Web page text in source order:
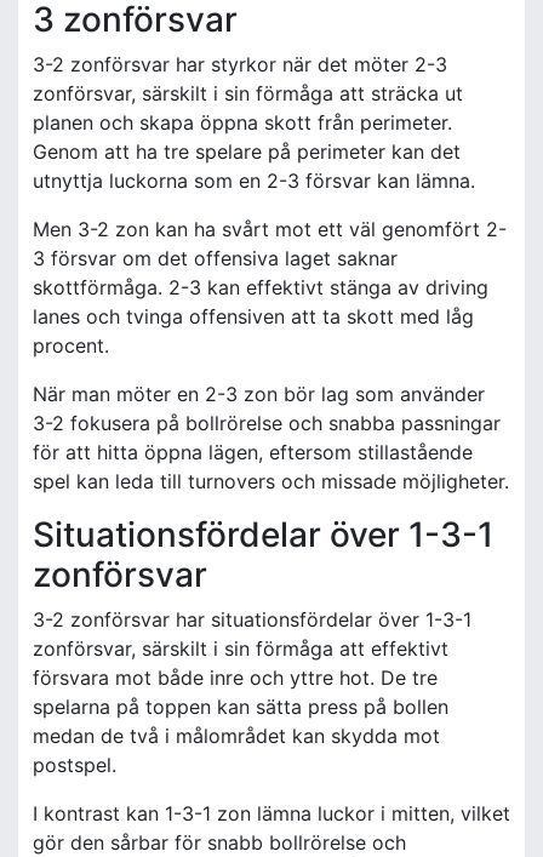
3 zonförsvar
3-2 zonförsvar har styrkor när det möter 2-3
zonförsvar, särskilt i sin förmåga att sträcka ut
planen och skapa öppna skott från perimeter.
Genom att ha tre spelare på perimeter kan det
utnyttja luckorna som en 2-3 försvar kan lämna.
Men 3-2 zon kan ha svårt mot ett väl genomfört 2-
3 försvar om det offensiva laget saknar
skottförmåga. 2-3 kan effektivt stänga av driving
lanes och tvinga offensiven att ta skott med låg
procent.
När man möter en 2-3 zon bör lag som använder
3-2 fokusera på bollrörelse och snabba passningar
för att hitta öppna lägen, eftersom stillastående
spel kan leda till turnovers och missade möjligheter.
Situationsfördelar över 1-3-1
zonförsvar
3-2 zonförsvar har situationsfördelar över 1-3-1
zonförsvar, särskilt i sin förmåga att effektivt
försvara mot både inre och yttre hot. De tre
spelarna på toppen kan sätta press på bollen
medan de två i målområdet kan skydda mot
postspel.
I kontrast kan 1-3-1 zon lämna luckor i mitten, vilket
gör den sårbar för snabb bollrörelse och